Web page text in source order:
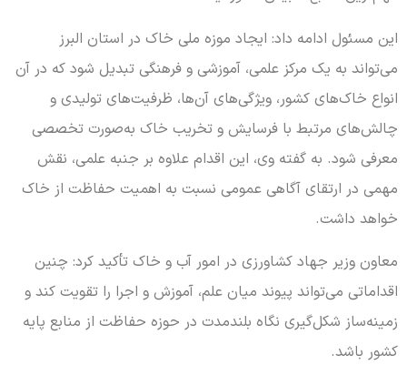
این مسئول ادامه داد: ایجاد موزه ملی خاک در استان البرز
می‌تواند به یک مرکز علمی، آموزشی و فرهنگی تبدیل شود که در آن
انواع خاک‌های کشور، ویژگی‌های آن‌ها، ظرفیت‌های تولیدی و
چالش‌های مرتبط با فرسایش و تخریب خاک به‌صورت تخصصی
معرفی شود. به گفته وی، این اقدام علاوه بر جنبه علمی، نقش
مهمی در ارتقای آگاهی عمومی نسبت به اهمیت حفاظت از خاک
خواهد داشت.
معاون وزیر جهاد کشاورزی در امور آب و خاک تأکید کرد: چنین
اقداماتی می‌تواند پیوند میان علم، آموزش و اجرا را تقویت کند و
زمینه‌ساز شکل‌گیری نگاه بلندمدت در حوزه حفاظت از منابع پایه
کشور باشد.